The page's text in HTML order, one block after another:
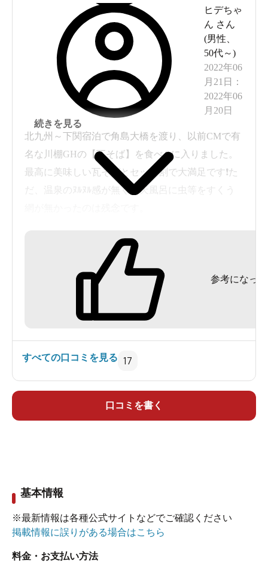
ヒデちゃ
ん さん
(男性
50代～)
2022年06
月21日
：
2022年06
月20日
北九州～下関宿泊で角島大橋を渡り、以前CMで有
名な川棚GHの【瓦そば】を食べ♨️に入りました。
最高に美味しい瓦そばとセット割で大満足です❗️た
だ、温泉のﾇﾙﾇﾙ感が無く露天風呂に虫等をすくう
続きを見る
参考になった
すべての口コミを見る 17
口コミを書く
基本情報
※最新情報は各種公式サイトなどでご確認ください
掲載情報に誤りがある場合はこちら
料金・お支払い方法